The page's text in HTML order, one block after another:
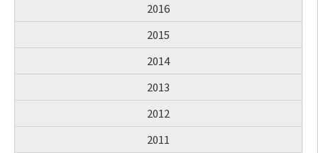
2016
2015
2014
2013
2012
2011